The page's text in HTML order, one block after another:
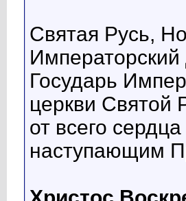
Святая Русь,
Государь
церкви Святой
от всего
наступающим